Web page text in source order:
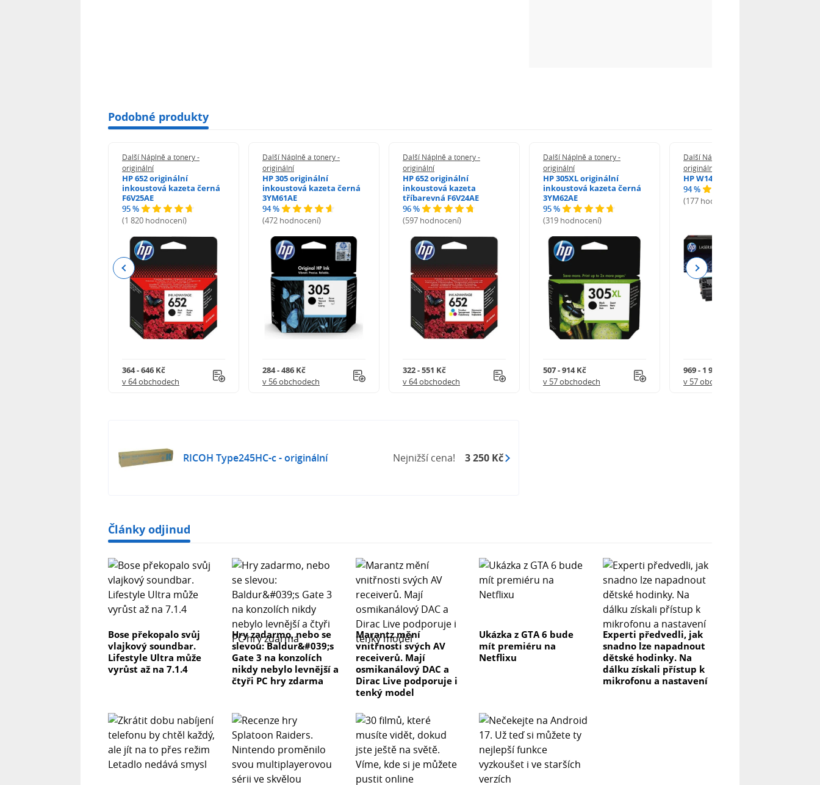
Podobné produkty
Další Náplně a tonery -
originální
HP 652 originální
inkoustová kazeta černá
F6V25AE
95 %
(1 820 hodnocení)
364 - 646 Kč
v 64 obchodech
Další Náplně a tonery -
originální
HP 305 originální
inkoustová kazeta černá
3YM61AE
94 %
(472 hodnocení)
284 - 486 Kč
v 56 obchodech
Další Náplně a tonery -
originální
HP 652 originální
inkoustová kazeta
tříbarevná F6V24AE
96 %
(597 hodnocení)
322 - 551 Kč
v 64 obchodech
Další Náplně a tonery -
originální
HP 305XL originální
inkoustová kazeta černá
3YM62AE
95 %
(319 hodnocení)
507 - 914 Kč
v 57 obchodech
Další Náplně a tonery -
originální
HP W1420A - originální
94 %
(177 hodnocení)
969 - 1 918 Kč
v 57 obchodech
Previous Next
RICOH Type245HC-c - originální Nejnižší cena! 3 250 Kč
Články odjinud
Bose překopalo svůj
vlajkový soundbar.
Lifestyle Ultra může
vyrůst až na 7.1.4
Hry zadarmo, nebo se
slevou: Baldur&#039;s
Gate 3 na konzolích
nikdy nebylo levnější a
čtyři PC hry zdarma
Marantz mění
vnitřnosti svých AV
receiverů. Mají
osmikanálový DAC a
Dirac Live podporuje i
tenký model
Ukázka z GTA 6 bude
mít premiéru na
Netflixu
Experti předvedli, jak
snadno lze napadnout
dětské hodinky. Na
dálku získali přístup k
mikrofonu a nastavení